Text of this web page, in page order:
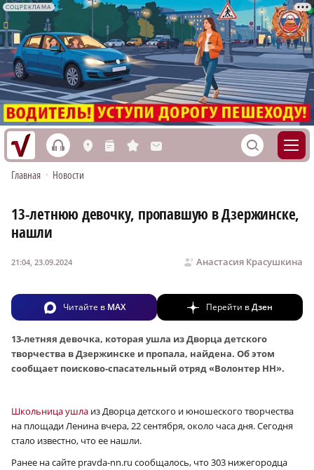
СОЦРЕКЛАМА
h L n s M S
Главная • Новости
13-летнюю девочку, пропавшую в Дзержинске,
нашли
Анастасия Красушкина
21:04, 23.09.2024
Читайте в MAX Перейти вДзен
13-летняя девочка, которая ушла из Дворца детского
творчества в Дзержинске и пропала, найдена. Об этом
сообщает поисково-спасательный отряд «Волонтер НН».
Школьница ушла из Дворца детского и юношеского творчества
на площади Ленина вчера, 22 сентября, около часа дня. Сегодня
стало известно, что ее нашли.
Ранее на сайте pravda-nn.ru сообщалось, что 303 нижегородца